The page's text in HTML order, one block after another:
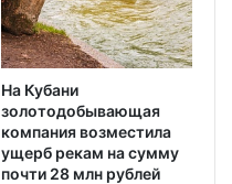
На Кубани
золотодобывающая
компания возместила
ущерб рекам на сумму
почти 28 млн рублей